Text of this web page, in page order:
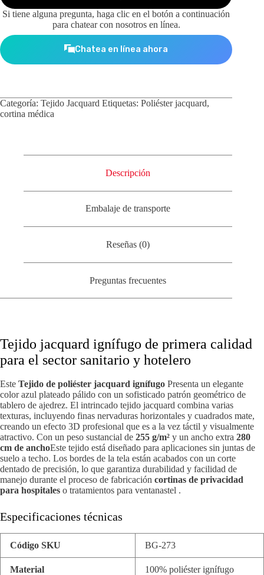
Si tiene alguna pregunta, haga clic en el botón a continuación
para chatear con nosotros en línea.
Chatea en línea ahora
Categoría: Tejido Jacquard Etiquetas: Poliéster jacquard,
cortina médica
Descripción
Embalaje de transporte
Reseñas (0)
Preguntas frecuentes
Tejido jacquard ignífugo de primera calidad
para el sector sanitario y hotelero
Este Tejido de poliéster jacquard ignífugo Presenta un elegante
color azul plateado pálido con un sofisticado patrón geométrico de
tablero de ajedrez. El intrincado tejido jacquard combina varias
texturas, incluyendo finas nervaduras horizontales y cuadrados mate,
creando un efecto 3D profesional que es a la vez táctil y visualmente
atractivo. Con un peso sustancial de 255 g/m² y un ancho extra 280
cm de anchoEste tejido está diseñado para aplicaciones sin juntas de
suelo a techo. Los bordes de la tela están acabados con un corte
dentado de precisión, lo que garantiza durabilidad y facilidad de
manejo durante el proceso de fabricación cortinas de privacidad
para hospitales o tratamientos para ventanastel .
Especificaciones técnicas
Código SKU BG-273
Material 100% poliéster ignífugo